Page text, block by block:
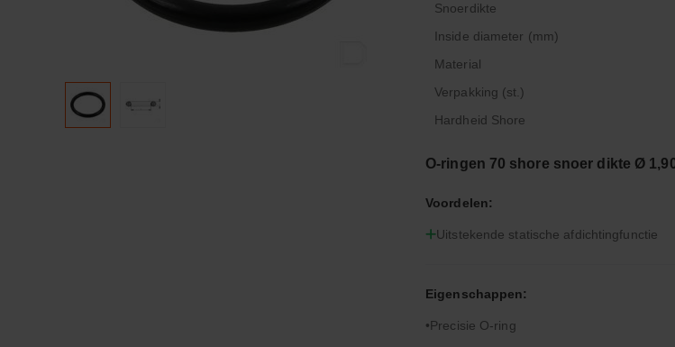
Snoerdikte
Inside diameter (mm)
Material
Verpakking (st.)
Hardheid Shore
O-ringen 70 shore snoer dikte Ø
Voordelen:
Uitstekende statische afdichtingfunctie
Eigenschappen:
Precisie O-ring